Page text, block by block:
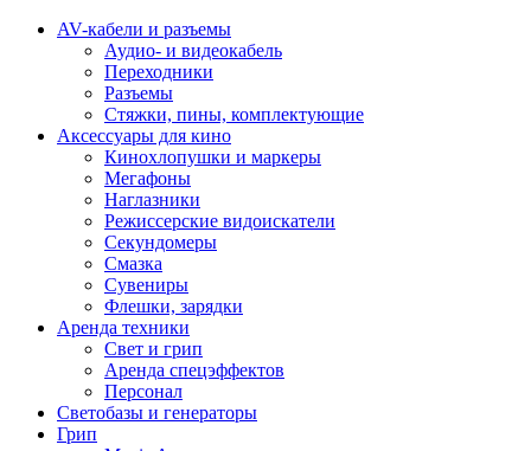
AV-кабели и разъемы
Аудио- и видеокабель
Переходники
Разъемы
Стяжки, пины, комплектующие
Аксессуары для кино
Кинохлопушки и маркеры
Мегафоны
Наглазники
Режиссерские видоискатели
Секундомеры
Смазка
Сувениры
Флешки, зарядки
Аренда техники
Свет и грип
Аренда спецэффектов
Персонал
Светобазы и генераторы
Грип